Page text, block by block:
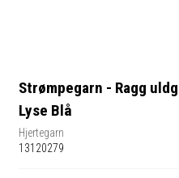
Strømpegarn - Ragg
Lyse Blå
Hjertegarn
13120279